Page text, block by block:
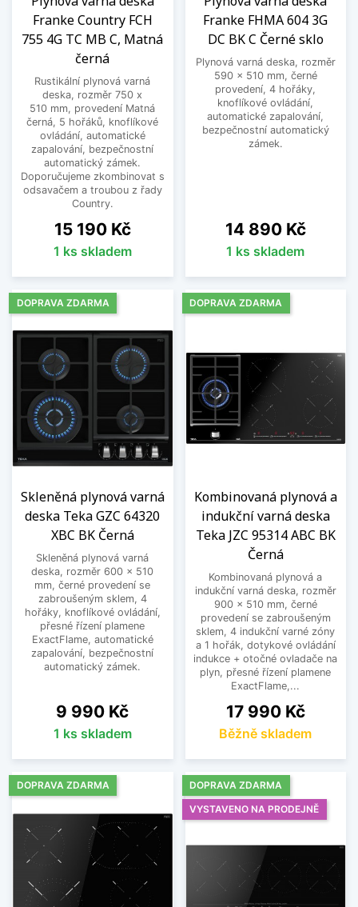
Franke Country FCH
755 4G TC MB C, Matná
černá
Rustikální plynová varná
deska, rozměr 750 x
510 mm, provedení Matná
černá, 5 hořáků, knoflíkové
ovládání, automatické
zapalování, bezpečnostní
automatický zámek.
Doporučujeme zkombinovat s
odsavačem a troubou z řady
Country.
Cena
15 190 Kč
1 ks skladem
Franke FHMA 604 3G
DC BK C Černé sklo
Plynová varná deska, rozměr
590 x 510 mm, černé
provedení, 4 hořáky,
knoflíkové ovládání,
automatické zapalování,
bezpečnostní automatický
zámek.
Cena
14 890 Kč
1 ks skladem
Skleněná plynová varná
deska Teka GZC 64320
XBC BK Černá
Skleněná plynová varná
deska, rozměr 600 x 510
mm, černé provedení se
zabroušeným sklem, 4
hořáky, knoflíkové ovládání,
přesné řízení plamene
ExactFlame, automatické
zapalování, bezpečnostní
automatický zámek.
Cena
9 990 Kč
1 ks skladem
DOPRAVA ZDARMA
Kombinovaná plynová a
indukční varná deska
Teka JZC 95314 ABC BK
Černá
Kombinovaná plynová a
indukční varná deska, rozměr
900 x 510 mm, černé
provedení se zabroušeným
sklem, 4 indukční varné zóny
a 1 hořák, dotykové ovládání
indukce + otočné ovladače na
plyn, přesné řízení plamene
ExactFlame,...
Cena
17 990 Kč
Běžně skladem
DOPRAVA ZDARMA
DOPRAVA ZDARMA
DOPRAVA ZDARMA
VYSTAVENO NA PRODEJNĚ